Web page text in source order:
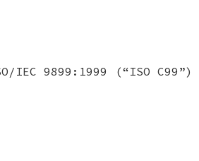
IEC 9899:1999 (“ISO C99”)